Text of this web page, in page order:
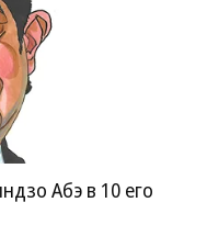
Абэ в 10 его